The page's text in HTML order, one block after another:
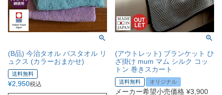
(B品) 今治タオル バスタオル リ
ュクス (カラーおまかせ)
送料無料
¥2,950税込
(アウトレット) ブランケット ひ
ざ掛け mum マム シルク コッ
トン 巻きスカート
送料無料 オリジナル
メーカー希望小売価格 ¥3,900